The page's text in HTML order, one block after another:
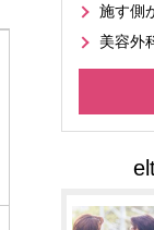
施す側
美容外